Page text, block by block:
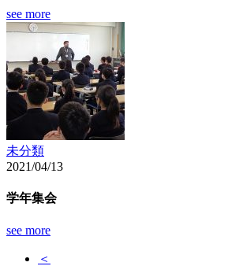
see more
未分類
2021/04/13
学年集会
see more
＜